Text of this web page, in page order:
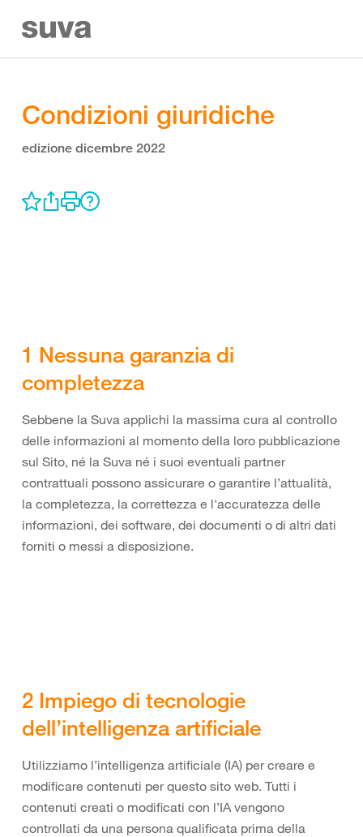
Condizioni giuridiche
edizione dicembre 2022
1 Nessuna garanzia di
completezza
Sebbene la Suva applichi la massima cura al controllo
delle informazioni al momento della loro pubblicazione
sul Sito, né la Suva né i suoi eventuali partner
contrattuali possono assicurare o garantire l’attualità,
la completezza, la correttezza e l'accuratezza delle
informazioni, dei software, dei documenti o di altri dati
forniti o messi a disposizione.
2 Impiego di tecnologie
dell’intelligenza artificiale
Utilizziamo l’intelligenza artificiale (IA) per creare e
modificare contenuti per questo sito web. Tutti i
contenuti creati o modificati con l’IA vengono
controllati da una persona qualificata prima della